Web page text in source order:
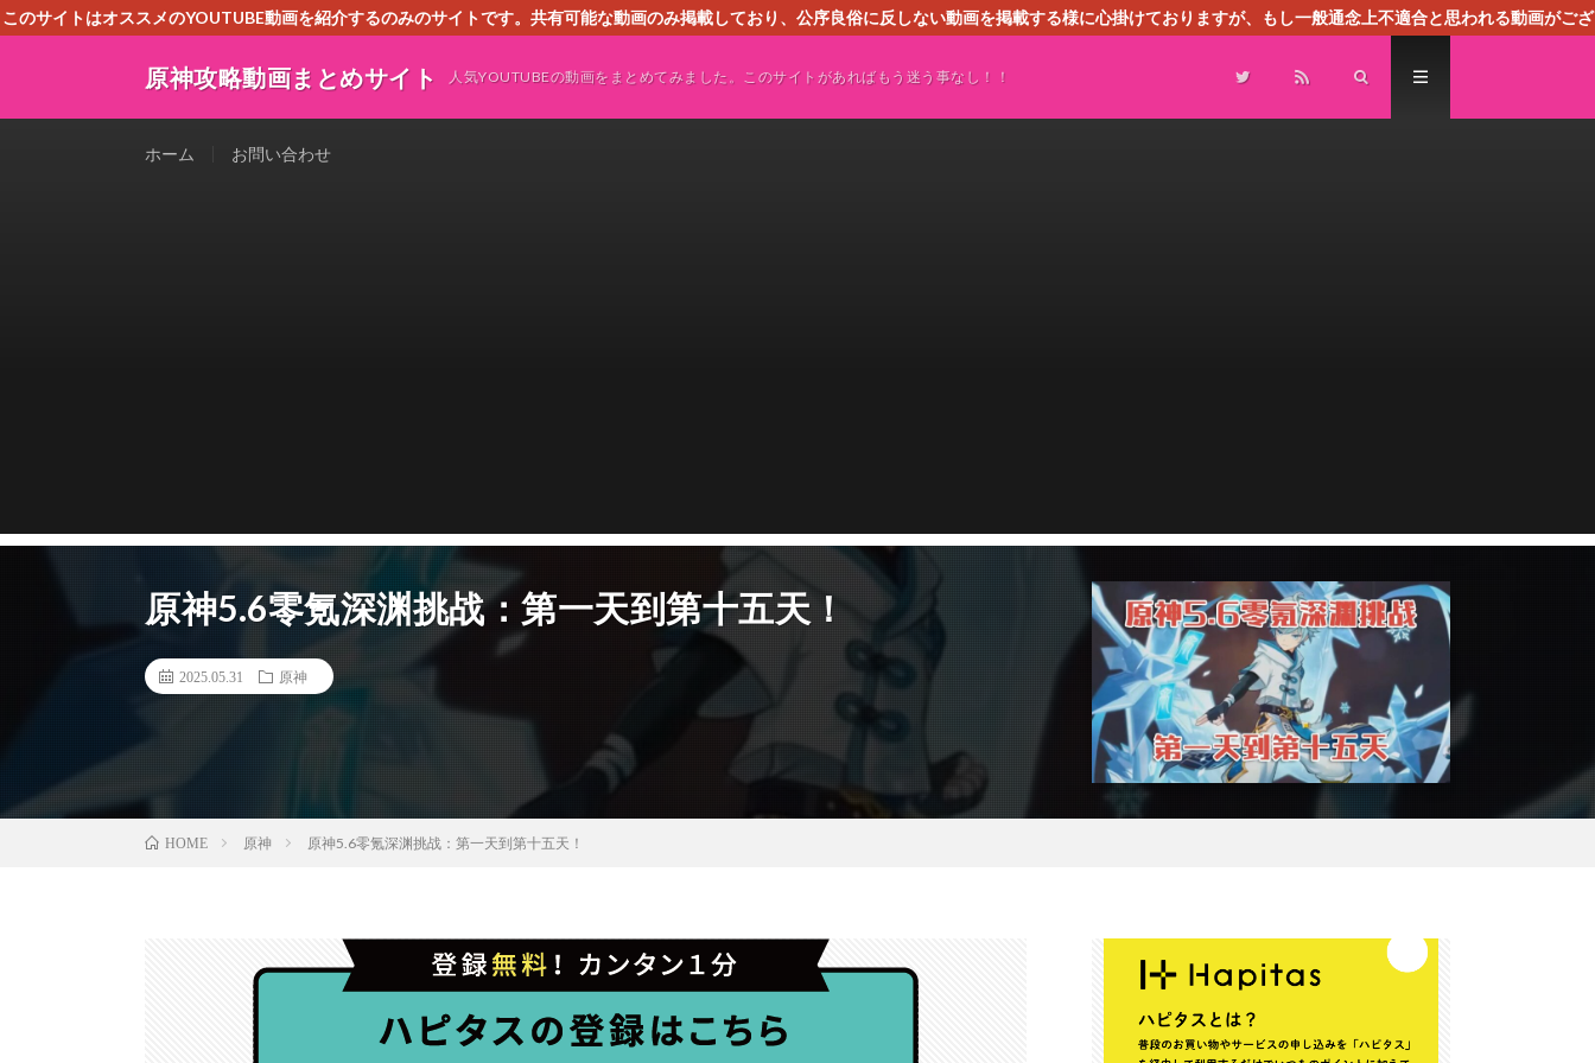
このサイトはオススメのYOUTUBE動画を紹介するのみのサイトです。共有可能な動画のみ掲載しており、公序良俗に反しない動画を掲載する様に心掛けておりますが、もし一般通念上不適合と思われる動画がござ
原神攻略動画まとめサイト 人気YOUTUBEの動画をまとめてみました。このサイトがあればもう迷う事なし！！
ホーム お問い合わせ
原神5.6零氪深渊挑战：第一天到第十五天！
2025.05.31 原神
HOME 原神 原神5.6零氪深渊挑战：第一天到第十五天！